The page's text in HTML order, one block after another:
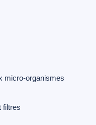
micro-organismes
filtres